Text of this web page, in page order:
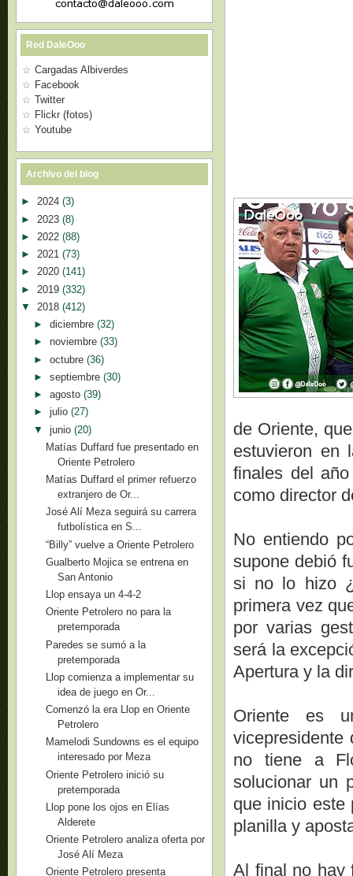
de Oriente,
estuvieron en
finales del
como director
No entiendo
supone debió
si no lo hizo
primera vez
por varias
será la
Apertura y la
Oriente es
vicepresidente
no tiene a
solucionar un
que inicio este
planilla y
Al final no hay
Red DaleOoo
Cargadas Albiverdes
Facebook
Twitter
Flickr (fotos)
Youtube
Archivo del blog
► 2024 (3)
► 2023 (8)
► 2022 (88)
► 2021 (73)
► 2020 (141)
► 2019 (332)
▼ 2018 (412)
► diciembre (32)
► noviembre (33)
► octubre (36)
► septiembre (30)
► agosto (39)
► julio (27)
▼ junio (20)
Matías Duffard fue presentado en
Oriente Petrolero
Matías Duffard el primer refuerzo
extranjero de Or...
José Alí Meza seguirá su carrera
futbolística en S...
“Billy” vuelve a Oriente Petrolero
Gualberto Mojica se entrena en
San Antonio
Llop ensaya un 4-4-2
Oriente Petrolero no para la
pretemporada
Paredes se sumó a la
pretemporada
Llop comienza a implementar su
idea de juego en Or...
Comenzó la era Llop en Oriente
Petrolero
Mamelodi Sundowns es el equipo
interesado por Meza
Oriente Petrolero inició su
pretemporada
Llop pone los ojos en Elías
Alderete
Oriente Petrolero analiza oferta por
José Alí Meza
Oriente Petrolero presenta